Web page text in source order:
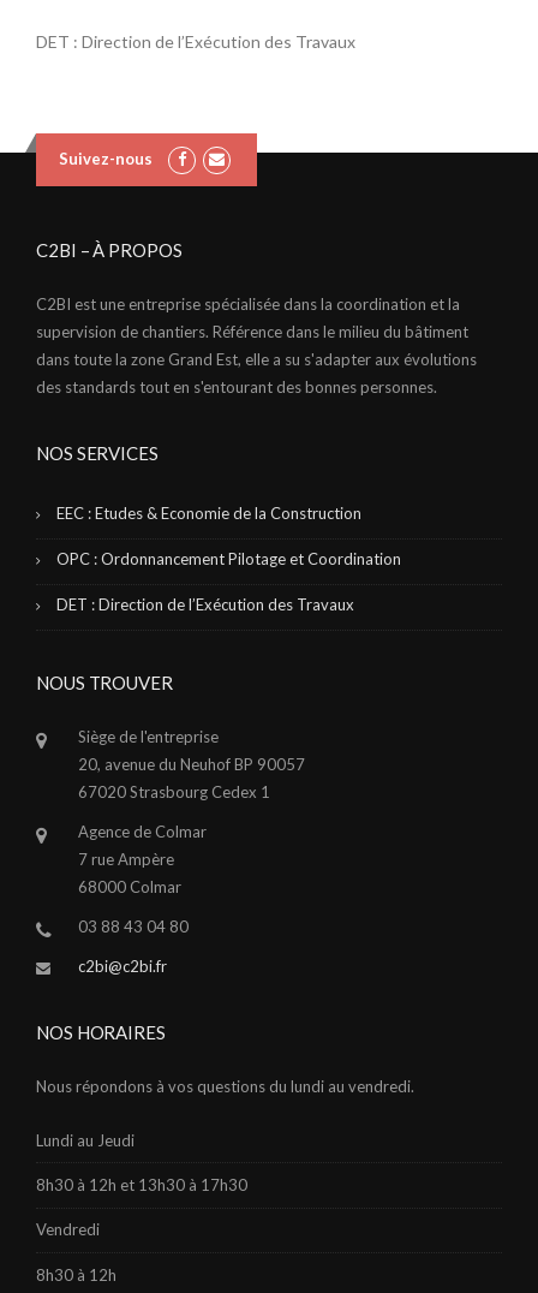
DET : Direction de l’Exécution des Travaux
Suivez-nous
C2BI – À PROPOS
C2BI est une entreprise spécialisée dans la coordination et la
supervision de chantiers. Référence dans le milieu du bâtiment
dans toute la zone Grand Est, elle a su s'adapter aux évolutions
des standards tout en s'entourant des bonnes personnes.
NOS SERVICES
EEC : Etudes & Economie de la Construction
OPC : Ordonnancement Pilotage et Coordination
DET : Direction de l’Exécution des Travaux
NOUS TROUVER
Siège de l'entreprise
20, avenue du Neuhof BP 90057
67020 Strasbourg Cedex 1
Agence de Colmar
7 rue Ampère
68000 Colmar
03 88 43 04 80
c2bi@c2bi.fr
NOS HORAIRES
Nous répondons à vos questions du lundi au vendredi.
Lundi au Jeudi
8h30 à 12h et 13h30 à 17h30
Vendredi
8h30 à 12h